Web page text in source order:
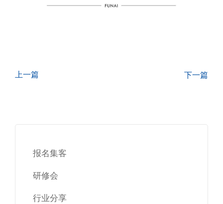
上一篇 下一篇
报名集客
研修会
行业分享